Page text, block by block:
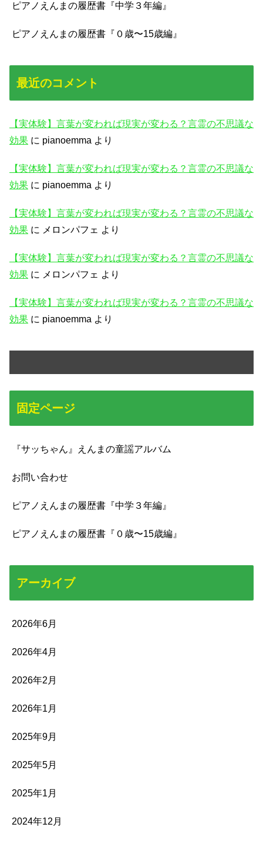
ピアノえんまの履歴書『中学３年編』
ピアノえんまの履歴書『０歳〜15歳編』
最近のコメント
【実体験】言葉が変われば現実が変わる？言霊の不思議な
効果 に pianoemma より
【実体験】言葉が変われば現実が変わる？言霊の不思議な
効果 に pianoemma より
【実体験】言葉が変われば現実が変わる？言霊の不思議な
効果 に メロンパフェ より
【実体験】言葉が変われば現実が変わる？言霊の不思議な
効果 に メロンパフェ より
【実体験】言葉が変われば現実が変わる？言霊の不思議な
効果 に pianoemma より
固定ページ
『サッちゃん』えんまの童謡アルバム
お問い合わせ
ピアノえんまの履歴書『中学３年編』
ピアノえんまの履歴書『０歳〜15歳編』
アーカイブ
2026年6月
2026年4月
2026年2月
2026年1月
2025年9月
2025年5月
2025年1月
2024年12月